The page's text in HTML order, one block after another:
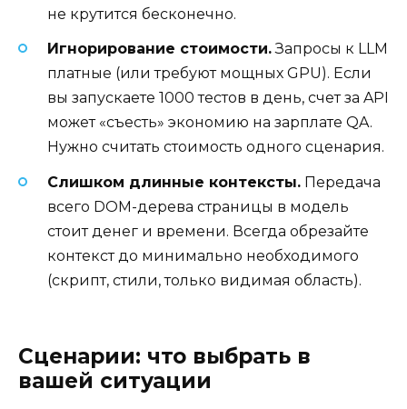
не крутится бесконечно.
Игнорирование стоимости.Запросы к LLM
платные (или требуют мощных GPU). Если
вы запускаете 1000 тестов в день, счет за API
может «съесть» экономию на зарплате QA.
Нужно считать стоимость одного сценария.
Слишком длинные контексты. Передача
всего DOM-дерева страницы в модель
стоит денег и времени. Всегда обрезайте
контекст до минимально необходимого
(скрипт, стили, только видимая область).
Сценарии: что выбрать в
вашей ситуации